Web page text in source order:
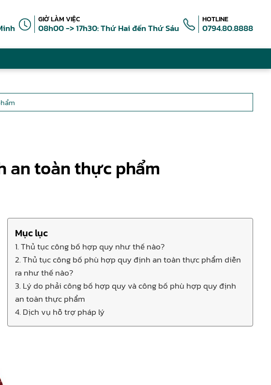
GIỜ LÀM VIỆC
08h00 -> 17h30: Thứ Hai đến Thứ Sáu
HOTLINE
0794.80.8888
an toàn thực phẩm
Mục lục
1. Thủ tục công bố hợp quy như thế nào?
2. Thủ tục công bố phù hợp quy định an toàn thực phẩm diễn
ra như thế nào?
3. Lý do phải công bố hợp quy và công bố phù hợp quy định
an toàn thực phẩm
4. Dịch vụ hỗ trợ pháp lý